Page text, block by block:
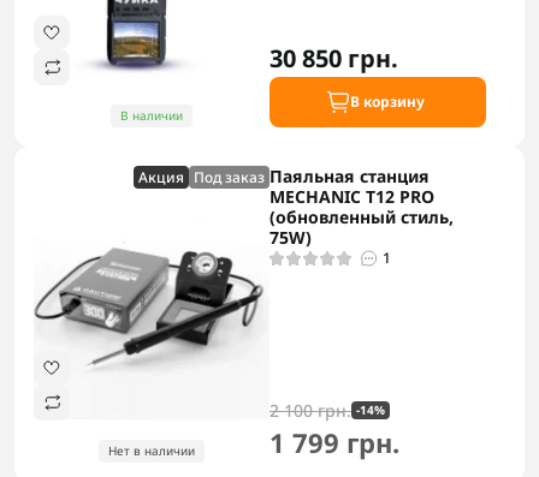
В наличии
30 850 грн.
В корзину
Акция Под заказ
Нет в наличии
Паяльная станция
MECHANIC T12 PRO
(обновленный стиль,
75W)
1
2 100 грн. -14%
1 799 грн.